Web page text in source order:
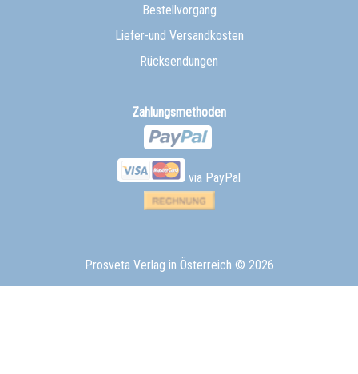
Bestellvorgang
Liefer-und Versandkosten
Rücksendungen
Zahlungsmethoden
via PayPal
Prosveta Verlag in Österreich © 2026